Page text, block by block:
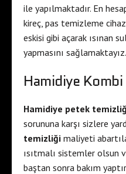
ile yapılmaktadır. En
kireç, pas temizleme
eskisi gibi açarak ısınan
yapmasını sağlamaktayız.
Hamidiye
Hamidiye petek
sorununa karşı sizlere
temizliği maliyeti
ısıtmalı sistemler olsun
baştan sonra bakım